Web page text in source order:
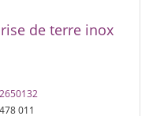
de terre inox
2650132
478 011